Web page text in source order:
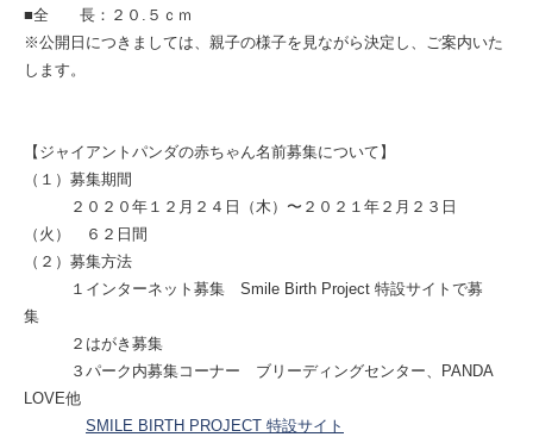
■全 長：２０.５ｃｍ
※公開日につきましては、親子の様子を見ながら決定し、ご案内いた
します。
【ジャイアントパンダの赤ちゃん名前募集について】
（１）募集期間
２０２０年１２月２４日（木）〜２０２１年２月２３日
（火） ６２日間
（２）募集方法
１インターネット募集 Smile Birth Project 特設サイトで募
集
２はがき募集
３パーク内募集コーナー ブリーディングセンター、PANDA
LOVE他
SMILE BIRTH PROJECT 特設サイト